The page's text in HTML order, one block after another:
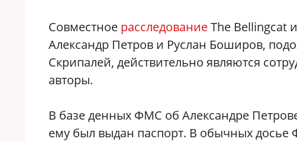
Совместное расследованиеThe Bellingcat
Александр Петров и Руслан Боширов,
Скрипалей, действительно являются
авторы.
В базе денных ФМС об Александре
ему был выдан паспорт. В обычных досье